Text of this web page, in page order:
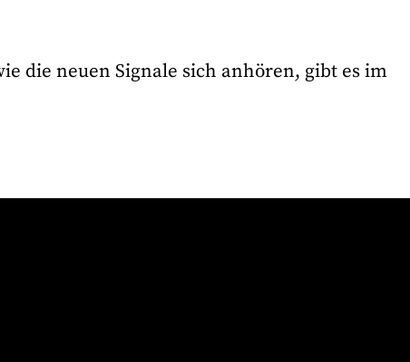
die neuen Signale sich anhören, gibt es im